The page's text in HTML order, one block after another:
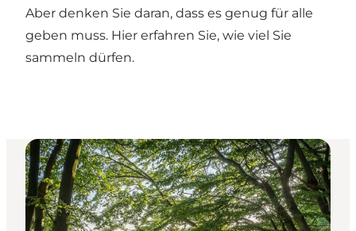
Aber denken Sie daran, dass es genug für alle
geben muss. Hier erfahren Sie, wie viel Sie
sammeln dürfen.